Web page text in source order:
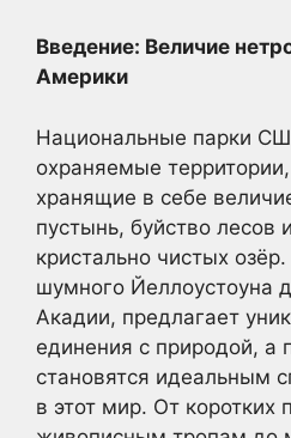
Введение: Величие
Америки
Национальные парки
охраняемые
хранящие в себе
пустынь, буйство лесов
кристально чистых
шумного Йеллоустоуна
Акадии, предлагает
единения с природой, а
становятся идеальным
в этот мир. От коротких